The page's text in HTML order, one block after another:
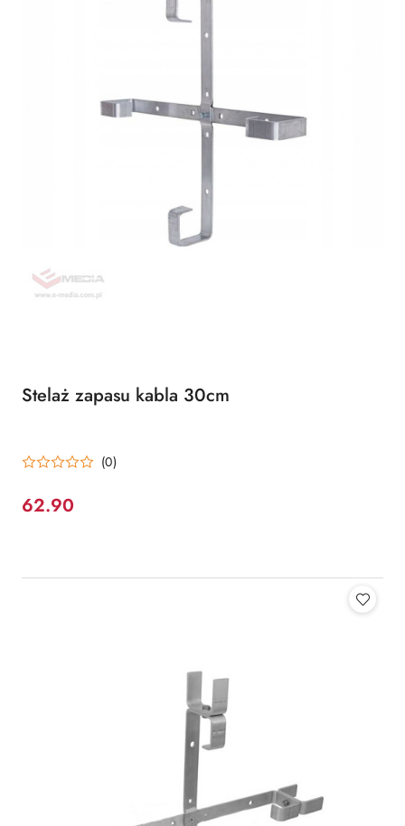
Stelaż zapasu kabla 30cm
(0)
Cena:
62.90